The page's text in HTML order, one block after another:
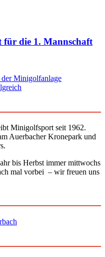
für die 1. Mannschaft
Minigolfanlage
Minigolfsport seit 1962.
Auerbacher Kronepark und
bis Herbst immer mittwochs
mal vorbei – wir freuen uns